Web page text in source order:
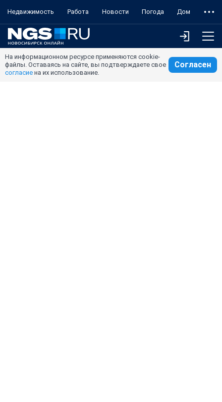
Недвижимость Работа Новости Погода Дом
На информационном ресурсе применяются cookie-
файлы. Оставаясь на сайте, вы подтверждаете свое
согласие на их использование.
Согласен